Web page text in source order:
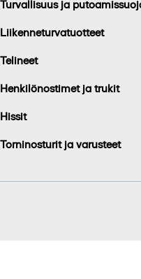
Turvallisuus ja
Liikenneturvatuotteet
Telineet
Henkilönostimet ja trukit
Hissit
Torninosturit ja varusteet